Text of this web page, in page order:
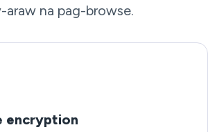
araw na pag-browse.
encryption